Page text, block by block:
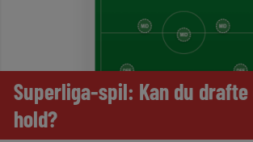
Superliga-spil: Kan du
hold?